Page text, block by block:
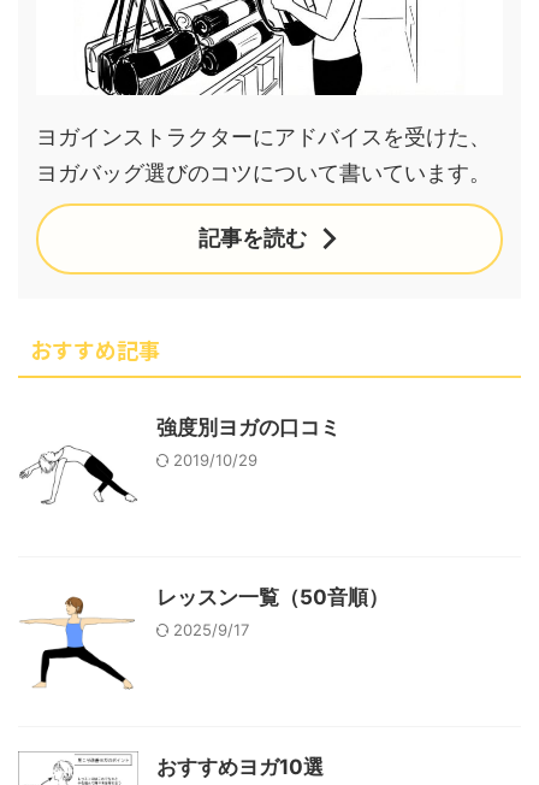
ヨガインストラクターにアドバイスを受けた、
ヨガバッグ選びのコツについて書いています。
記事を読む
おすすめ記事
強度別ヨガの口コミ
2019/10/29
レッスン一覧（50音順）
2025/9/17
おすすめヨガ10選